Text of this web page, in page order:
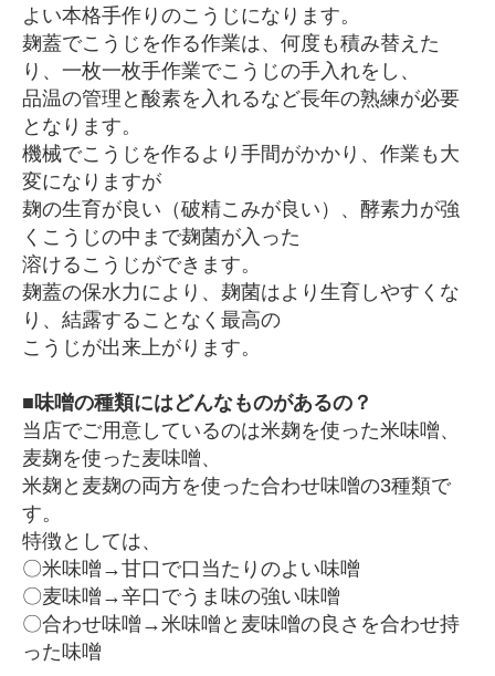
よい本格手作りのこうじになります。
麹蓋でこうじを作る作業は、何度も積み替えた
り、一枚一枚手作業でこうじの手入れをし、
品温の管理と酸素を入れるなど長年の熟練が必要
となります。
機械でこうじを作るより手間がかかり、作業も大
変になりますが
麹の生育が良い（破精こみが良い）、酵素力が強
くこうじの中まで麹菌が入った
溶けるこうじができます。
麹蓋の保水力により、麹菌はより生育しやすくな
り、結露することなく最高の
こうじが出来上がります。
■味噌の種類にはどんなものがあるの？
当店でご用意しているのは米麹を使った米味噌、
麦麹を使った麦味噌、
米麹と麦麹の両方を使った合わせ味噌の3種類で
す。
特徴としては、
〇米味噌→甘口で口当たりのよい味噌
〇麦味噌→辛口でうま味の強い味噌
〇合わせ味噌→米味噌と麦味噌の良さを合わせ持
った味噌